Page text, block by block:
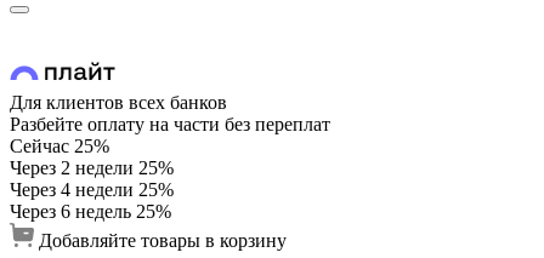
Для клиентов всех банков
Разбейте оплату на части без переплат
Сейчас 25%
Через 2 недели 25%
Через 4 недели 25%
Через 6 недель 25%
Добавляйте товары в корзину